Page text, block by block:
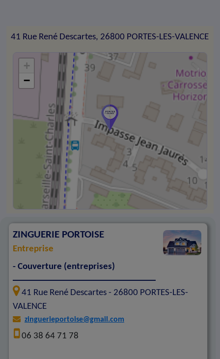
41 Rue René Descartes, 26800 PORTES-LES-VALENCE
+
−
ZINGUERIE PORTOISE
Entreprise
- Couverture (entreprises)
41 Rue René Descartes - 26800 PORTES-LES-
VALENCE
zinguerieportoise@gmail.com
06 38 64 71 78